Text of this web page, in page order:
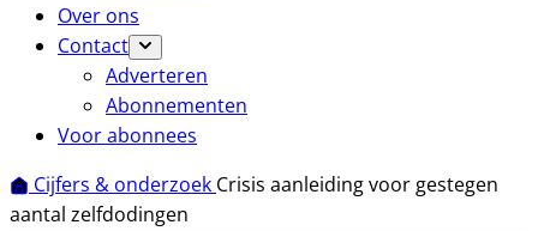
Over ons
Contact
Adverteren
Abonnementen
Voor abonnees
Cijfers & onderzoek Crisis aanleiding voor gestegen
aantal zelfdodingen